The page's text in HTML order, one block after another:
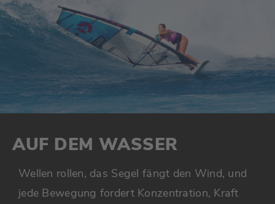
AN LAND
Wellen rollen heran, das Meer rauscht, die
Sonne taucht alles in goldene Farben. Die
AUF DEM WASSER
Wellen rollen, das Segel fängt den Wind, und
jede Bewegung fordert Konzentration, Kraft